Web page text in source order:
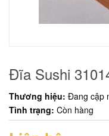
Đĩa Sushi
Thương hiệu: Đang cập
Tình trạng: Còn hàng